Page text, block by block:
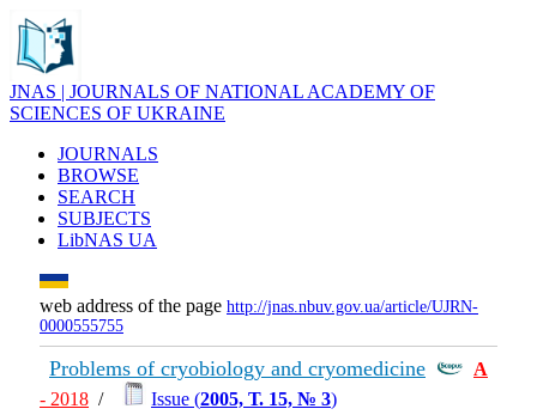
JNAS | JOURNALS OF NATIONAL ACADEMY OF
SCIENCES OF UKRAINE
JOURNALS
BROWSE
SEARCH
SUBJECTS
LibNAS UA
web address of the page http://jnas.nbuv.gov.ua/article/UJRN-
0000555755
Problems of cryobiology and cryomedicine
А
- 2018 / Issue (2005, Т. 15, № 3)